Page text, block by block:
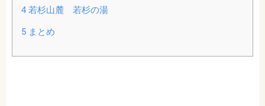
4若杉山麓 若杉の湯
5まとめ